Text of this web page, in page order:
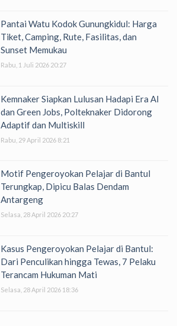
Pantai Watu Kodok Gunungkidul: Harga
Tiket, Camping, Rute, Fasilitas, dan
Sunset Memukau
Rabu, 1 Juli 2026 20:27
Kemnaker Siapkan Lulusan Hadapi Era AI
dan Green Jobs, Polteknaker Didorong
Adaptif dan Multiskill
Rabu, 29 April 2026 8:21
Motif Pengeroyokan Pelajar di Bantul
Terungkap, Dipicu Balas Dendam
Antargeng
Selasa, 28 April 2026 20:27
Kasus Pengeroyokan Pelajar di Bantul:
Dari Penculikan hingga Tewas, 7 Pelaku
Terancam Hukuman Mati
Selasa, 28 April 2026 18:36